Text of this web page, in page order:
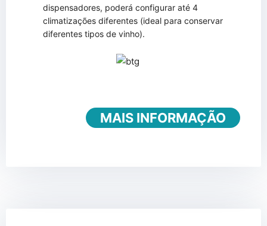
dispensadores, poderá configurar até 4
climatizações diferentes (ideal para conservar
diferentes tipos de vinho).
MAIS INFORMAÇÃO